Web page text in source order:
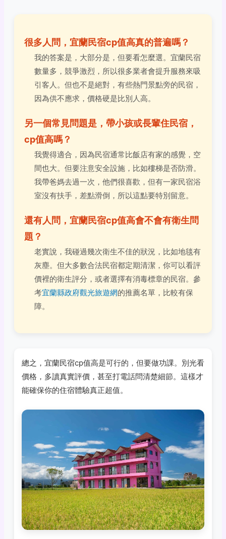
很多人問，宜蘭民宿cp值高真的普遍嗎？
我的答案是，大部分是，但要看怎麼選。宜蘭民宿
數量多，競爭激烈，所以很多業者會提升服務來吸
引客人。但也不是絕對，有些熱門景點旁的民宿，
因為供不應求，價格硬是比別人高。
另一個常見問題是，帶小孩或長輩住民宿，
cp值高嗎？
我覺得適合，因為民宿通常比飯店有家的感覺，空
間也大。但要注意安全設施，比如樓梯是否防滑。
我帶爸媽去過一次，他們很喜歡，但有一家民宿浴
室沒有扶手，差點滑倒，所以這點要特別留意。
還有人問，宜蘭民宿cp值高會不會有衛生問
題？
老實說，我碰過幾次衛生不佳的狀況，比如地毯有
灰塵。但大多數合法民宿都定期清潔，你可以看評
價裡的衛生評分，或者選擇有消毒標章的民宿。參
考宜蘭縣政府觀光旅遊網的推薦名單，比較有保
障。
總之，宜蘭民宿cp值高是可行的，但要做功課。別光看
價格，多讀真實評價，甚至打電話問清楚細節。這樣才
能確保你的住宿體驗真正超值。